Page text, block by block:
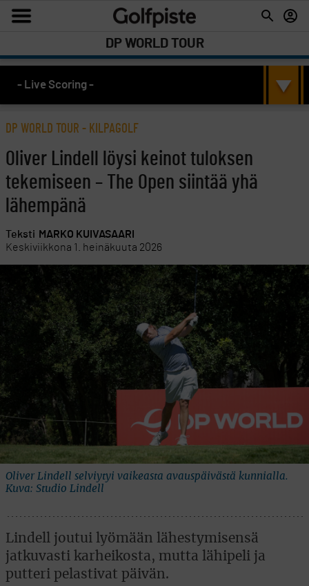
DP WORLD TOUR
- Live Scoring -
DP WORLD TOUR - KILPAGOLF
Oliver Lindell löysi keinot tuloksen
tekemiseen – The Open siintää yhä
lähempänä
Teksti MARKO KUIVASAARI
Keskiviikkona 1. heinäkuuta 2026
Oliver Lindell selviytyi vaikeasta avauspäivästä kunnialla.
Kuva: Studio Lindell
Lindell joutui lyömään lähestymisensä
jatkuvasti karheikosta, mutta lähipeli ja
putteri pelastivat päivän.